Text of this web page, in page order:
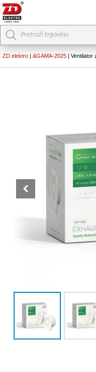
Products
search
ZD elektro | &GAMA-2025 | Ventilator